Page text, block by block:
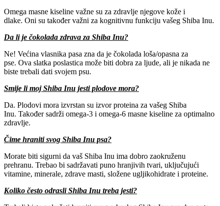
Omega masne kiseline važne su za zdravlje njegove kože i
dlake. Oni su također važni za kognitivnu funkciju vašeg Shiba Inu.
Da li je čokolada zdrava za Shiba Inu?
Ne! Većina vlasnika pasa zna da je čokolada loša/opasna za
pse. Ova slatka poslastica može biti dobra za ljude, ali je nikada ne
biste trebali dati svojem psu.
Smije li moj Shiba Inu jesti plodove mora?
Da. Plodovi mora izvrstan su izvor proteina za vašeg Shiba
Inu. Također sadrži omega-3 i omega-6 masne kiseline za optimalno
zdravlje.
Čime hraniti svog Shiba Inu psa?
Morate biti sigurni da vaš Shiba Inu ima dobro zaokruženu
prehranu. Trebao bi sadržavati puno hranjivih tvari, uključujući
vitamine, minerale, zdrave masti, složene ugljikohidrate i proteine.
Koliko često odrasli Shiba Inu treba jesti?